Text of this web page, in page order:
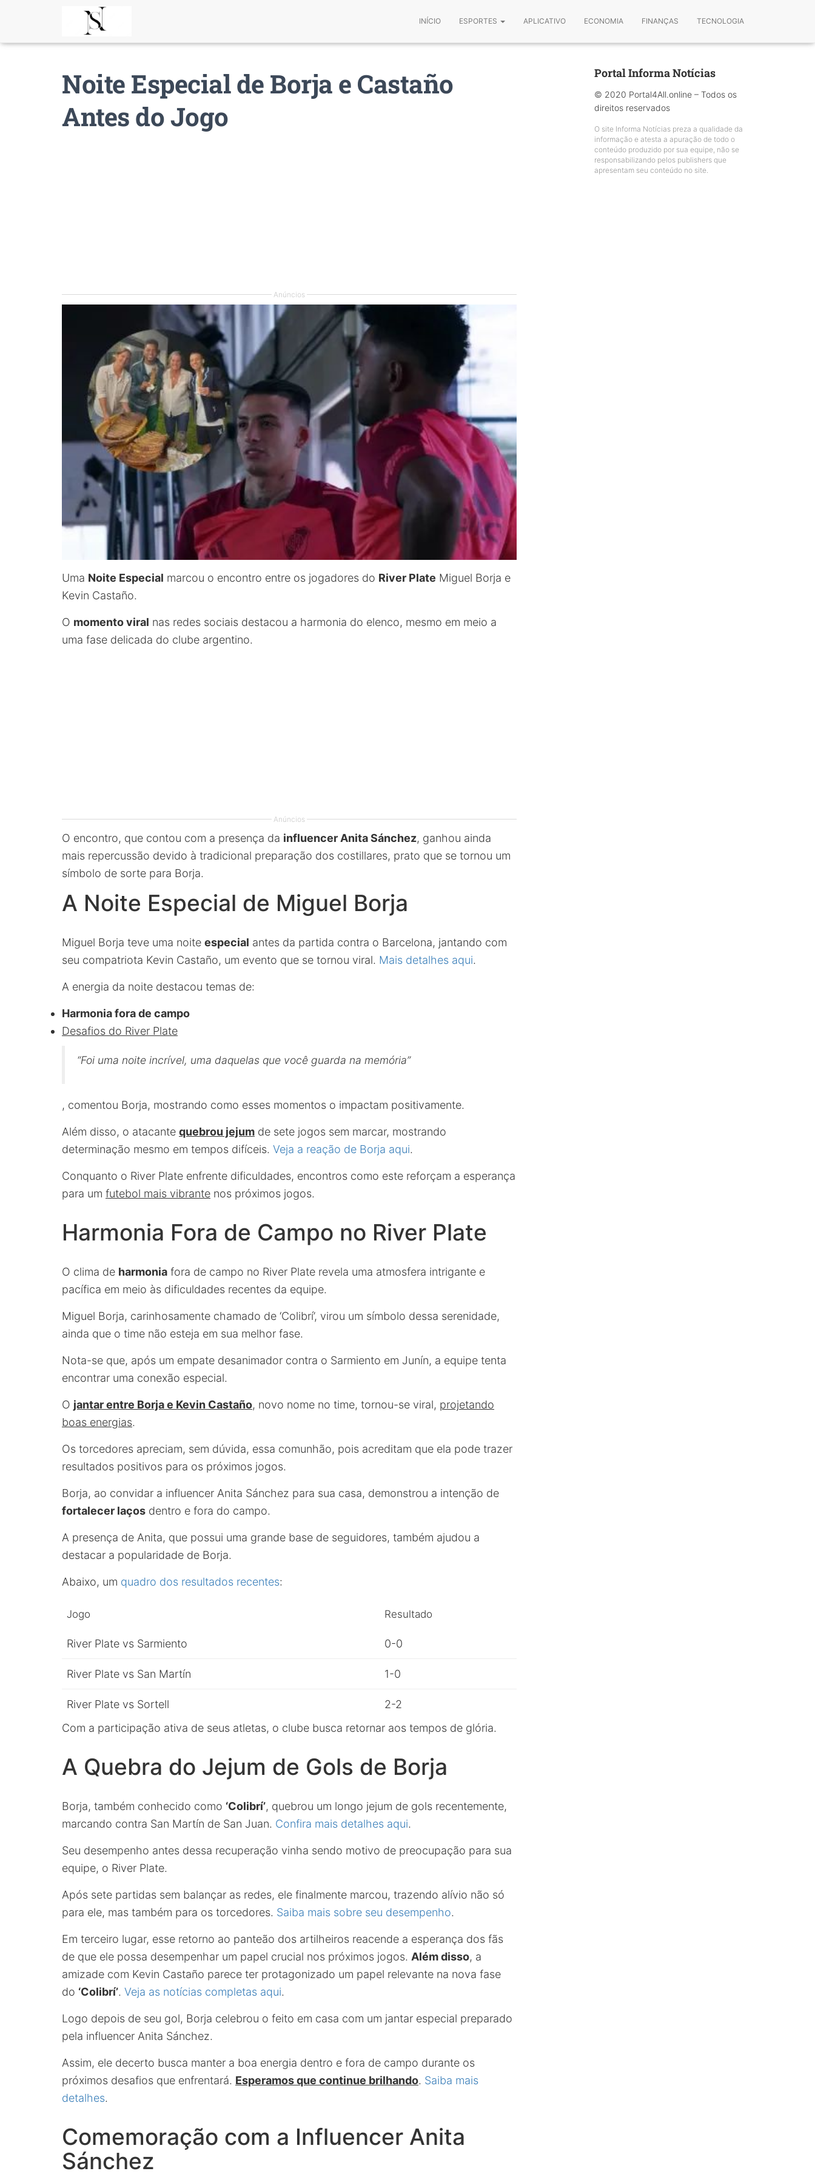
INÍCIO ESPORTES APLICATIVO ECONOMIA FINANÇAS TECNOLOGIA
Noite Especial de Borja e Castaño
Antes do Jogo
Anúncios
Uma Noite Especial marcou o encontro entre os jogadores do River Plate Miguel Borja e
Kevin Castaño.
O momento viral nas redes sociais destacou a harmonia do elenco, mesmo em meio a
uma fase delicada do clube argentino.
Anúncios
O encontro, que contou com a presença da influencer Anita Sánchez, ganhou ainda
mais repercussão devido à tradicional preparação dos costillares, prato que se tornou um
símbolo de sorte para Borja.
A Noite Especial de Miguel Borja
Miguel Borja teve uma noite especial antes da partida contra o Barcelona, jantando com
seu compatriota Kevin Castaño, um evento que se tornou viral. Mais detalhes aqui.
A energia da noite destacou temas de:
Harmonia fora de campo
Desafios do River Plate
“Foi uma noite incrível, uma daquelas que você guarda na memória”
, comentou Borja, mostrando como esses momentos o impactam positivamente.
Além disso, o atacante quebrou jejum de sete jogos sem marcar, mostrando
determinação mesmo em tempos difíceis. Veja a reação de Borja aqui.
Conquanto o River Plate enfrente dificuldades, encontros como este reforçam a esperança
para um futebol mais vibrante nos próximos jogos.
Harmonia Fora de Campo no River Plate
O clima de harmonia fora de campo no River Plate revela uma atmosfera intrigante e
pacífica em meio às dificuldades recentes da equipe.
Miguel Borja, carinhosamente chamado de ‘Colibrí’, virou um símbolo dessa serenidade,
ainda que o time não esteja em sua melhor fase.
Nota-se que, após um empate desanimador contra o Sarmiento em Junín, a equipe tenta
encontrar uma conexão especial.
O jantar entre Borja e Kevin Castaño, novo nome no time, tornou-se viral, projetando
boas energias.
Os torcedores apreciam, sem dúvida, essa comunhão, pois acreditam que ela pode trazer
resultados positivos para os próximos jogos.
Borja, ao convidar a influencer Anita Sánchez para sua casa, demonstrou a intenção de
fortalecer laços dentro e fora do campo.
A presença de Anita, que possui uma grande base de seguidores, também ajudou a
destacar a popularidade de Borja.
Abaixo, um quadro dos resultados recentes:
Jogo Resultado
River Plate vs Sarmiento 0-0
River Plate vs San Martín 1-0
River Plate vs Sortell
2-2
Com a participação ativa de seus atletas, o clube busca retornar aos tempos de glória.
A Quebra do Jejum de Gols de Borja
Borja, também conhecido como ‘Colibrí’, quebrou um longo jejum de gols recentemente,
marcando contra San Martín de San Juan. Confira mais detalhes aqui.
Seu desempenho antes dessa recuperação vinha sendo motivo de preocupação para sua
equipe, o River Plate.
Após sete partidas sem balançar as redes, ele finalmente marcou, trazendo alívio não só
para ele, mas também para os torcedores. Saiba mais sobre seu desempenho.
Em terceiro lugar, esse retorno ao panteão dos artilheiros reacende a esperança dos fãs
de que ele possa desempenhar um papel crucial nos próximos jogos. Além disso, a
amizade com Kevin Castaño parece ter protagonizado um papel relevante na nova fase
do ‘Colibrí’. Veja as notícias completas aqui.
Logo depois de seu gol, Borja celebrou o feito em casa com um jantar especial preparado
pela influencer Anita Sánchez.
Assim, ele decerto busca manter a boa energia dentro e fora de campo durante os
próximos desafios que enfrentará. Esperamos que continue brilhando. Saiba mais
detalhes.
Comemoração com a Influencer Anita
Sánchez
Portal Informa Notícias
© 2020 Portal4All.online – Todos os
direitos reservados
O site Informa Notícias preza a qualidade da
informação e atesta a apuração de todo o
conteúdo produzido por sua equipe, não se
responsabilizando pelos publishers que
apresentam seu conteúdo no site.